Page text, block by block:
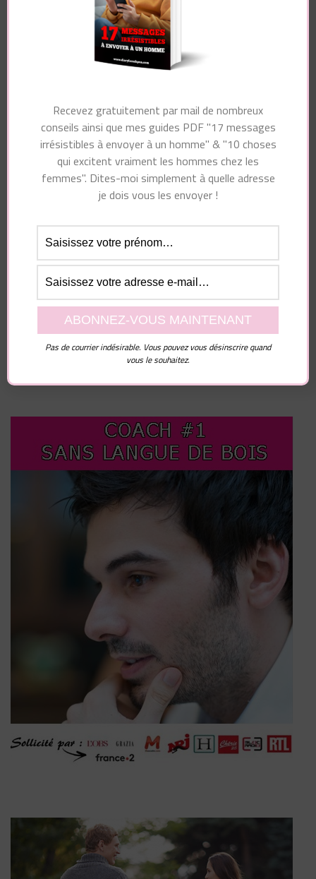
E-mail *
Enregistrer mon nom, mon e-mail et mon site dans
le navigateur pour mon prochain commentaire.
Recevez gratuitement par mail de nombreux
conseils ainsi que mes guides PDF "17 messages
irrésistibles à envoyer à un homme" & "10 choses
qui excitent vraiment les hommes chez les
femmes". Dites-moi simplement à quelle adresse
je dois vous les envoyer !
Pas de courrier indésirable. Vous pouvez vous désinscrire quand
vous le souhaitez.